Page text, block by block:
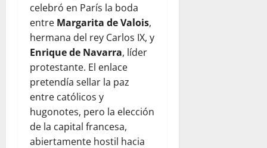
celebró en París la boda
entre Margarita de Valois,
hermana del rey Carlos IX, y
Enrique de Navarra, líder
protestante. El enlace
pretendía sellar la paz
entre católicos y
hugonotes, pero la elección
de la capital francesa,
abiertamente hostil hacia